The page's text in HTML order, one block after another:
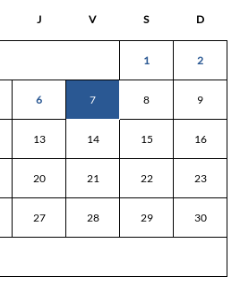
J V S D
1 2
6 7 8 9
13 14 15 16
20 21 22 23
27 28 29 30